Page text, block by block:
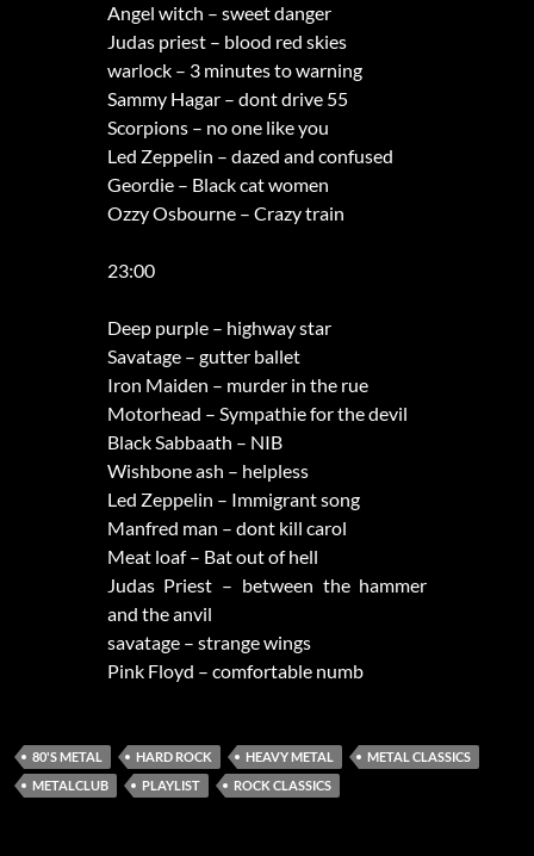
Angel witch – sweet danger
Judas priest – blood red skies
warlock – 3 minutes to warning
Sammy Hagar – dont drive 55
Scorpions – no one like you
Led Zeppelin – dazed and confused
Geordie – Black cat women
Ozzy Osbourne – Crazy train
23:00
Deep purple – highway star
Savatage – gutter ballet
Iron Maiden – murder in the rue
Motorhead – Sympathie for the devil
Black Sabbaath – NIB
Wishbone ash – helpless
Led Zeppelin – Immigrant song
Manfred man – dont kill carol
Meat loaf – Bat out of hell
Judas Priest – between the hammer
and the anvil
savatage – strange wings
Pink Floyd – comfortable numb
80'S METAL HARD ROCK HEAVY METAL
METAL CLASSICS
METALCLUB
PLAYLIST ROCK CLASSICS